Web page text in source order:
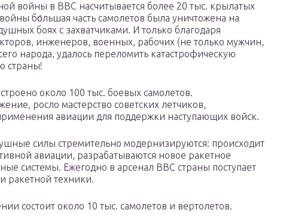
войны в ВВС насчитывается более 20 тыс. крылатых
бо́льшая часть самолетов была уничтожена на
боях с захватчиками. И только благодаря
инженеров, военных, рабочих (не только мужчин,
народа, удалось переломить катастрофическую
страны!
около 100 тыс. боевых самолетов.
росло мастерство советских летчиков,
авиации для поддержки наступающих войск.
силы стремительно модернизируются: происходит
авиации, разрабатываются новое ракетное
системы. Ежегодно в арсенал ВВС страны поступает
ракетной техники.
состоит около 10 тыс. самолетов и вертолетов.